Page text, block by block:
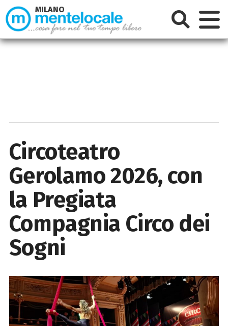
Circoteatro
Gerolamo 2026, con
la Pregiata
Compagnia Circo dei
Sogni
MILANO